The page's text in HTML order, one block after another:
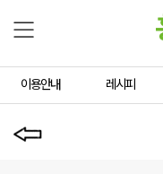
이용안내 레시피